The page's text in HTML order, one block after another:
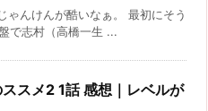
ゃんけんが酷いなぁ。 最初にそう
で志村（高橋一生 ...
スメ2 1話 感想｜レベルが